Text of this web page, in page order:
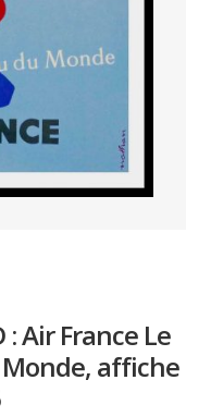
: Air France Le
affiche